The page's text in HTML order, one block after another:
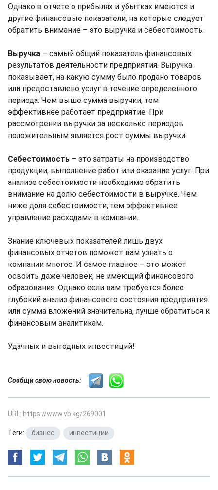
Однако в отчете о прибылях и убытках имеются и
другие финансовые показатели, на которые следует
обратить внимание – это выручка и себестоимость.
Выручка – самый общий показатель финансовых
результатов деятельности предприятия. Выручка
показывает, на какую сумму было продано товаров
или предоставлено услуг в течение определенного
периода. Чем выше сумма выручки, тем
эффективнее работает предприятие. При
рассмотрении выручки за несколько периодов
положительным является рост суммы выручки.
Себестоимость – это затраты на производство
продукции, выполнение работ или оказание услуг. При
анализе себестоимости необходимо обратить
внимание на долю себестоимости в выручке. Чем
ниже доля себестоимости, тем эффективнее
управление расходами в компании.
Знание ключевых показателей лишь двух
финансовых отчетов поможет вам узнать о
компании многое. И самое главное – это может
освоить даже человек, не имеющий финансового
образования. Однако если вам требуется более
глубокий анализ финансового состояния предприятия
или сумма вложений значительна, лучше обратиться к
финансовым аналитикам.
Удачных и выгодных инвестиций!
Сообщи свою новость:
URL: https://www.vb.kg/269001
Теги: бизнес инвестиции